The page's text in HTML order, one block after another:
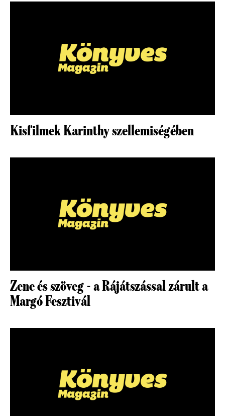
Kisfilmek Karinthy szellemiségében
Zene és szöveg - a Rájátszással zárult a
Margó Fesztivál